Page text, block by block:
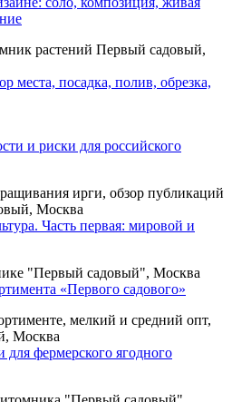
места, посадка, полив, обрезка,
и риски для российского
Часть первая: мировой и
«Первого садового»
для фермерского ягодного